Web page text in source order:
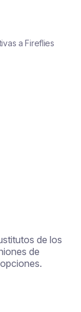
a Fireflies
de los
de